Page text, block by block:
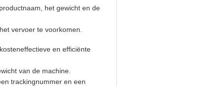
het gewicht en de
vervoer te voorkomen.
en efficiënte
van de machine.
trackingnummer en een